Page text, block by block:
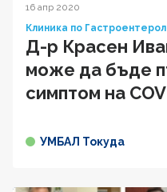
16 апр 2020
Клиника по
Д-р Красен
може да бъде
симптом на
УМБАЛ Токуда